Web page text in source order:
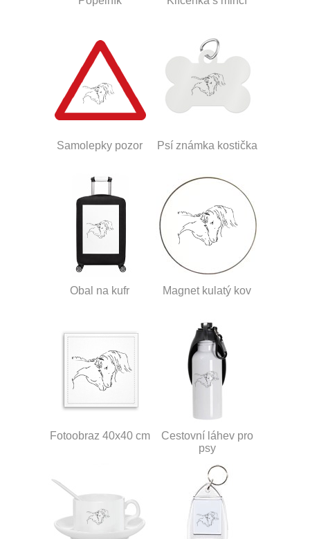
Samolepky pozor Psí známka kostička
Obal na kufr Magnet kulatý kov
Fotoobraz 40x40 cm
Cestovní láhev pro
psy